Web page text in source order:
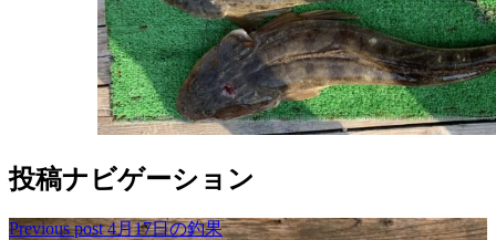
投稿ナビゲーション
Previous post 4月17日の釣果